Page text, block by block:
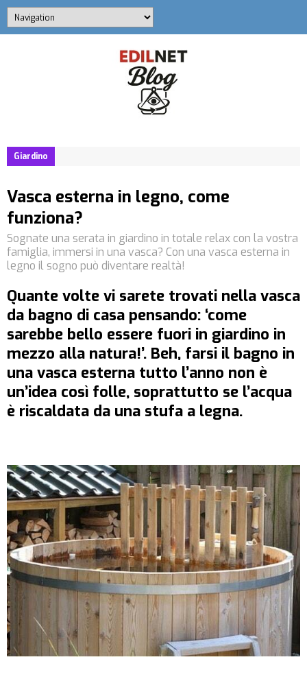
Giardino
Vasca esterna in legno, come
funziona?
Sognate una serata in giardino in totale relax con la vostra
famiglia, immersi in una vasca? Con una vasca esterna in
legno il sogno può diventare realtà!
Quante volte vi sarete trovati nella vasca
da bagno di casa pensando: ‘come
sarebbe bello essere fuori in giardino in
mezzo alla natura!’. Beh, farsi il bagno in
una vasca esterna tutto l’anno non è
un’idea così folle, soprattutto se l’acqua
è riscaldata da una stufa a legna.